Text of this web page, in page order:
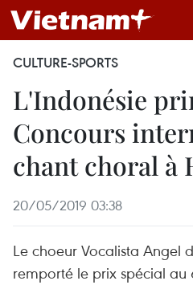
CULTURE-SPORTS
L'Indonésie
Concours
chant choral à
20/05/2019 03:38
Le choeur Vocalista Angel
remporté le prix spécial au